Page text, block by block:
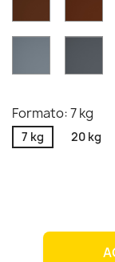
Formato: 7 kg
7 kg 20 kg